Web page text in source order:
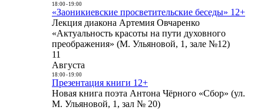
18:00- 19:00
«Заоникиевские просветительские беседы» 12+
Лекция диакона Артемия Овчаренко
«Актуальность красоты на пути духовного
преображения» (М. Ульяновой, 1, зале №12)
11
Августа
18:00- 19:00
Презентация книги 12+
Новая книга поэта Антона Чёрного «Сбор» (ул.
М. Ульяновой, 1, зал № 20)